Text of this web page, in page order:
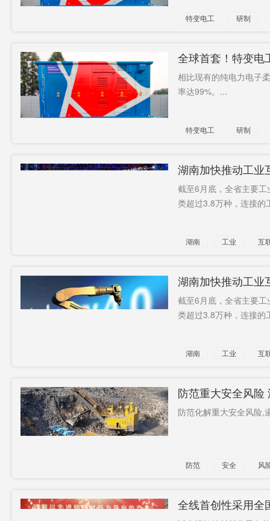
特变电工 研制
全球首套！特变电
相比现有的纯电力电子
率达99%。...
特变电工 研制
湖南加快推动工业
(套)
截至6月底，全省主要
类超过3.8万种，连接
湖南 工业 互
湖南加快推动工业
（套）
截至6月底，全省主要
类超过3.8万种，连接
湖南 工业 互
防范重大安全风险
防范化解重大安全风险,
防范 安全
风
全线首创性采用全